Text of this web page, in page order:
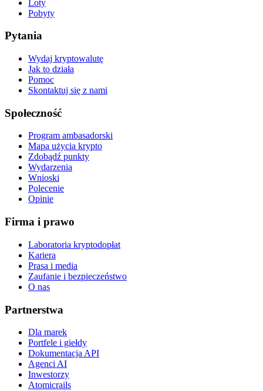
Loty
Pobyty
Pytania
Wydaj kryptowalutę
Jak to działa
Pomoc
Skontaktuj się z nami
Społeczność
Program ambasadorski
Mapa użycia krypto
Zdobądź punkty
Wydarzenia
Wnioski
Polecenie
Opinie
Firma i prawo
Laboratoria kryptodopłat
Kariera
Prasa i media
Zaufanie i bezpieczeństwo
O nas
Partnerstwa
Dla marek
Portfele i giełdy
Dokumentacja API
Agenci AI
Inwestorzy
Atomicrails